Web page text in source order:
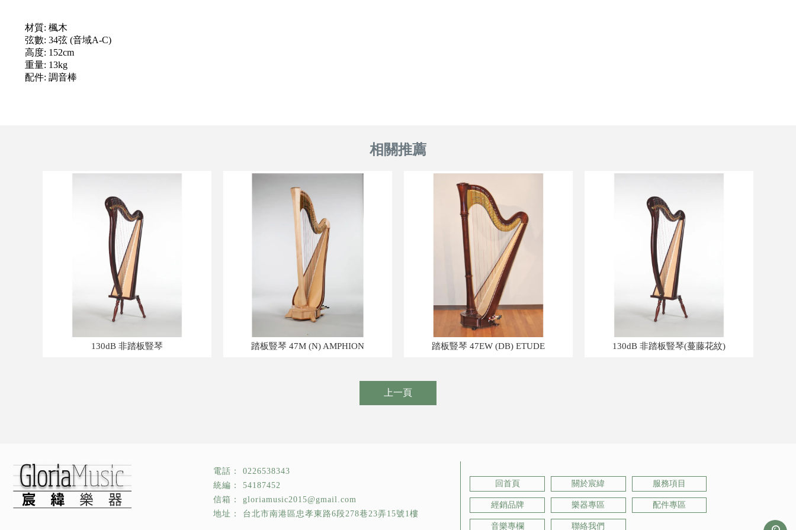
材質: 楓木
弦數: 34弦 (音域A-C)
高度: 152cm
重量: 13kg
配件: 調音棒
130dB 非踏板豎琴 踏板豎琴 47M (N) AMPHION 踏板豎琴 47EW (DB) ETUDE 130dB 非踏板豎琴(蔓藤花紋)
上一頁
0226538343
54187452
gloriamusic2015@gmail.com
台北市南港區忠孝東路6段278巷23弄15號1樓
回首頁 關於宸緯 服務項目
經銷品牌 樂器專區 配件專區
音樂專欄 聯絡我們